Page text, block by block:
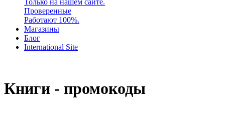
Только на нашем сайте.
Проверенные
Работают 100%.
Магазины
Блог
International Site
Книги - промокоды